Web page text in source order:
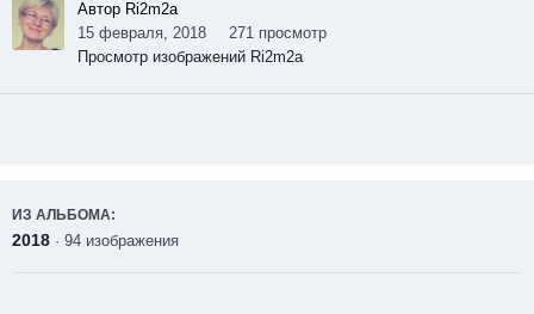
Автор Ri2m2a
15 февраля, 2018
271 просмотр
Просмотр изображений Ri2m2a
ИЗ АЛЬБОМА:
2018 · 94 изображения